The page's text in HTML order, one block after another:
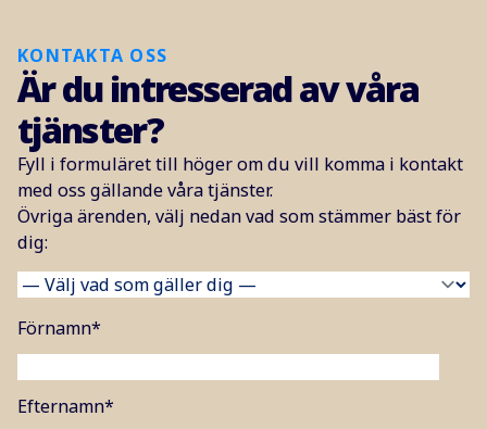
KONTAKTA OSS
Är du intresserad av våra
tjänster?
Fyll i formuläret till höger om du vill komma i kontakt
med oss gällande våra tjänster.
Övriga ärenden, välj nedan vad som stämmer bäst för
dig:
Förnamn*
Efternamn*